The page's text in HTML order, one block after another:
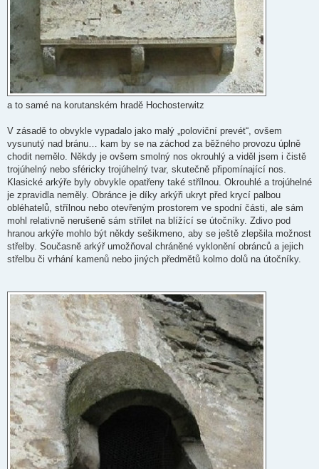
a to samé na korutanském hradě Hochosterwitz
V zásadě to obvykle vypadalo jako malý „poloviční prevét“, ovšem
vysunutý nad bránu… kam by se na záchod za běžného provozu úplně
chodit nemělo. Někdy je ovšem smolný nos okrouhlý a viděl jsem i čistě
trojúhelný nebo sféricky trojúhelný tvar, skutečně připomínající nos.
Klasické arkýře byly obvykle opatřeny také střílnou. Okrouhlé a trojúhelné
je zpravidla neměly. Obránce je díky arkýři ukryt před krycí palbou
obléhatelů, střílnou nebo otevřeným prostorem ve spodní části, ale sám
mohl relativně nerušeně sám střílet na blížící se útočníky. Zdivo pod
hranou arkýře mohlo být někdy sešikmeno, aby se ještě zlepšila možnost
střelby. Současně arkýř umožňoval chráněné vyklonění obránců a jejich
střelbu či vrhání kamenů nebo jiných předmětů kolmo dolů na útočníky.